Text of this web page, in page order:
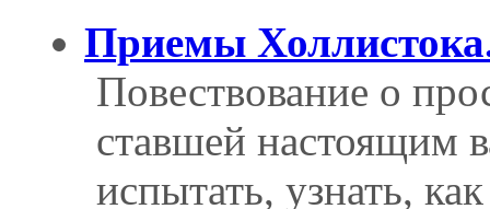
Приемы
Повествование о
ставшей настоящим
испытать, узнать,